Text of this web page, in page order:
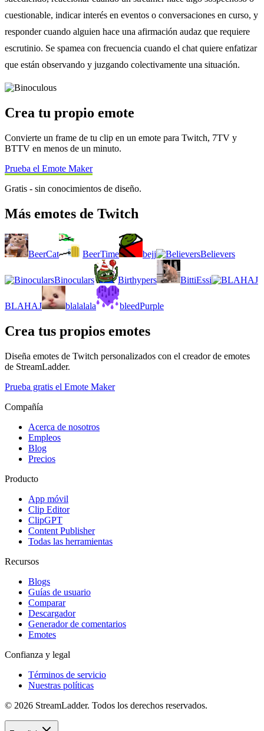
cuestionable, indicar interés en eventos o conversaciones en curso, y
responder cuando alguien hace una afirmación audaz que requiere
escrutinio. Se spamea con frecuencia cuando el chat quiere enfatizar
que están observando y juzgando colectivamente una situación.
Crea tu propio emote
Convierte un frame de tu clip en un emote para Twitch, 7TV y
BTTV en menos de un minuto.
Prueba el Emote Maker
Gratis - sin conocimientos de diseño.
Más emotes de Twitch
BeerCat BeerTime bejj Believers
Binoculars Birthypers BittiEssi
BLAHAJ blalalala bleedPurple
Crea tus propios emotes
Diseña emotes de Twitch personalizados con el creador de emotes
de StreamLadder.
Prueba gratis el Emote Maker
Compañía
Acerca de nosotros
Empleos
Blog
Precios
Producto
App móvil
Clip Editor
ClipGPT
Content Publisher
Todas las herramientas
Recursos
Blogs
Guías de usuario
Comparar
Descargador
Generador de comentarios
Emotes
Confianza y legal
Términos de servicio
Nuestras políticas
© 2026 StreamLadder. Todos los derechos reservados.